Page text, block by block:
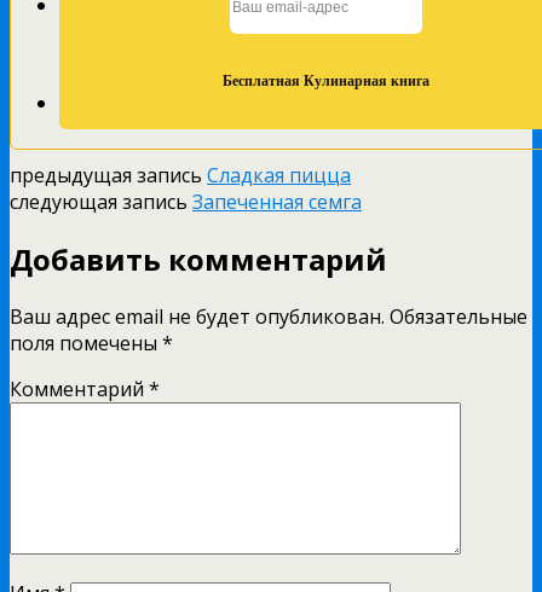
предыдущая запись Сладкая пицца
следующая запись Запеченная семга
Добавить комментарий
Ваш адрес email не будет опубликован. Обязательные
поля помечены *
Комментарий *